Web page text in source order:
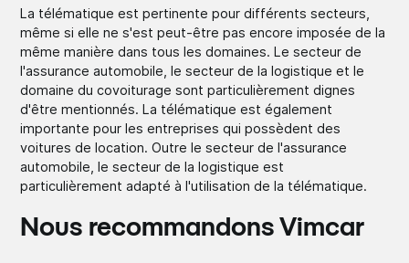
La télématique est pertinente pour différents secteurs,
même si elle ne s'est peut-être pas encore imposée de la
même manière dans tous les domaines. Le secteur de
l'assurance automobile, le secteur de la logistique et le
domaine du covoiturage sont particulièrement dignes
d'être mentionnés. La télématique est également
importante pour les entreprises qui possèdent des
voitures de location. Outre le secteur de l'assurance
automobile, le secteur de la logistique est
particulièrement adapté à l'utilisation de la télématique.
Nous recommandons Vimcar